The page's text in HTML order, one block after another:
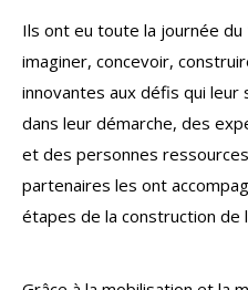
Ils ont eu toute la journée
imaginer, concevoir,
innovantes aux défis qui leur
dans leur démarche, des
et des personnes
partenaires les ont
étapes de la construction de